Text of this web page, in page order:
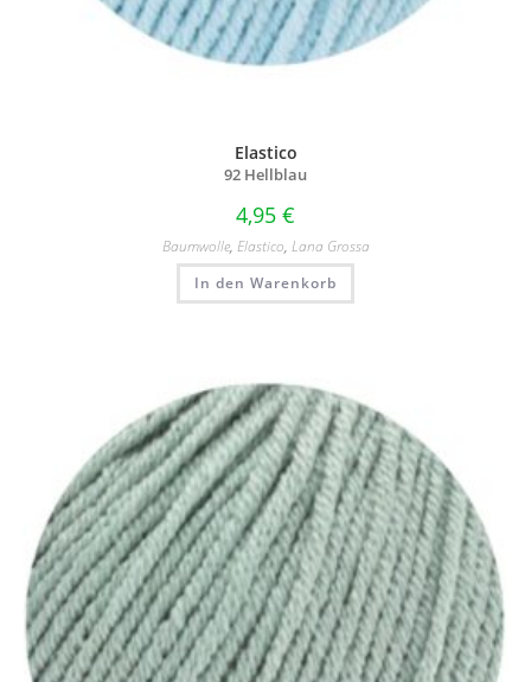
Elastico
92 Hellblau
4,95 €
Baumwolle, Elastico, Lana Grossa
In den Warenkorb